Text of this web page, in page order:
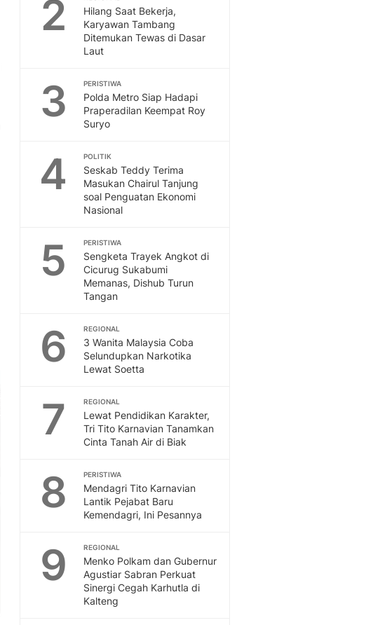
2
Hilang Saat Bekerja,
Karyawan Tambang
Ditemukan Tewas di Dasar
Laut
3 PERISTIWA
Polda Metro Siap Hadapi
Praperadilan Keempat Roy
Suryo
4 POLITIK
Seskab Teddy Terima
Masukan Chairul Tanjung
soal Penguatan Ekonomi
Nasional
5 PERISTIWA
Sengketa Trayek Angkot di
Cicurug Sukabumi
Memanas, Dishub Turun
Tangan
6 REGIONAL
3 Wanita Malaysia Coba
Selundupkan Narkotika
Lewat Soetta
7 REGIONAL
Lewat Pendidikan Karakter,
Tri Tito Karnavian Tanamkan
Cinta Tanah Air di Biak
8 PERISTIWA
Mendagri Tito Karnavian
Lantik Pejabat Baru
Kemendagri, Ini Pesannya
9 REGIONAL
Menko Polkam dan Gubernur
Agustiar Sabran Perkuat
Sinergi Cegah Karhutla di
Kalteng